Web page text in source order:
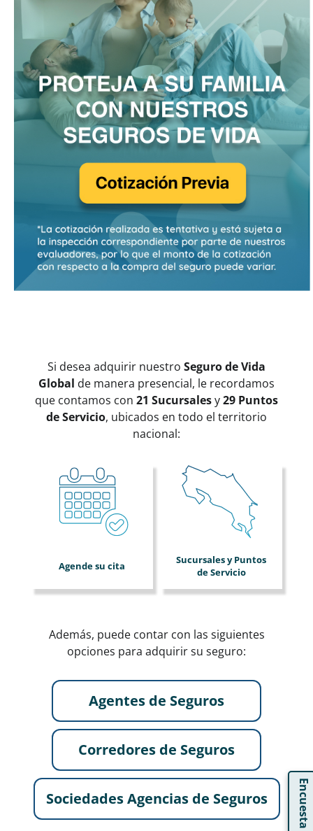
Encuesta
Si desea adquirir nuestro Seguro de Vida
Global de manera presencial, le recordamos
que contamos con 21 Sucursalesy29 Puntos
de Servicio, ubicados en todo el territorio
nacional:
Agende su cita
Sucursales y Puntos
de Servicio
Además, puede contar con las siguientes
opciones para adquirir su seguro:
Agentes de Seguros
Corredores de Seguros
Sociedades Agencias de Seguros